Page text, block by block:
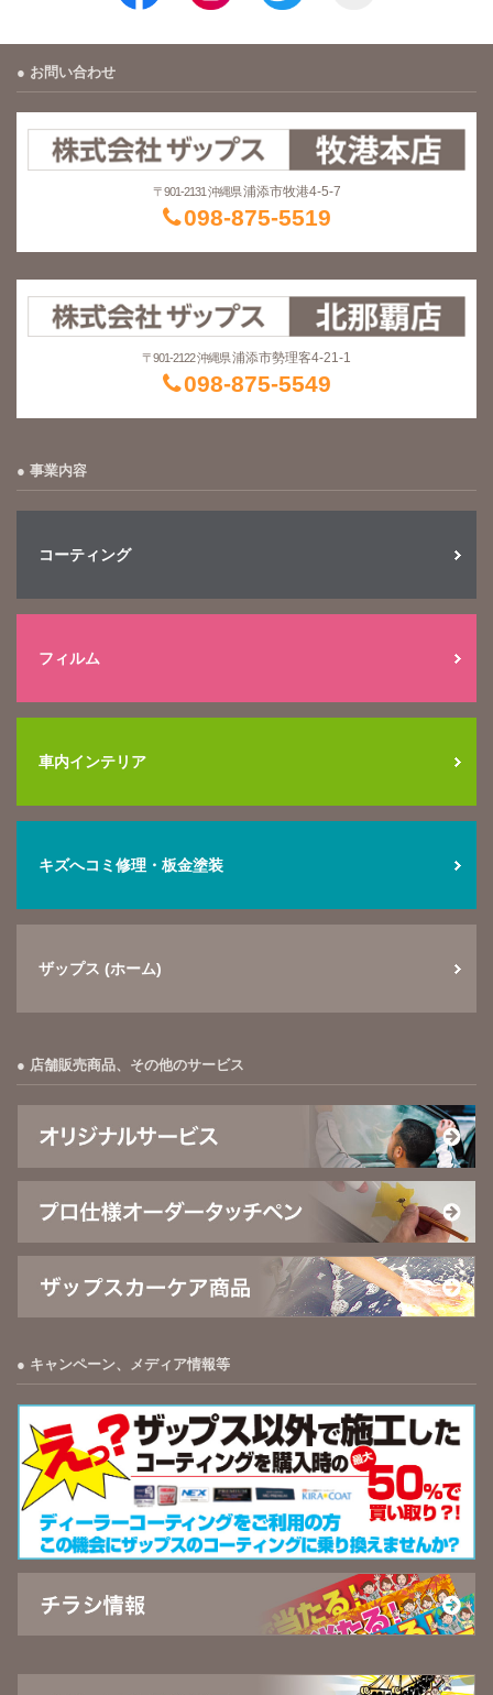
お問い合わせ
〒901-2131 沖縄県 浦添市牧港4-5-7
098-875-5519
〒901-2122 沖縄県浦添市勢理客4-21-1
098-875-5549
事業内容
コーティング
フィルム
車内インテリア
キズへコミ修理・板金塗装
ザップス (ホーム)
店舗販売商品、その他のサービス
キャンペーン、メディア情報等